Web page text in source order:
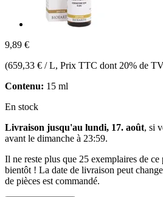
9,89 €
(659,33 € / L, Prix TTC dont 20% de
Contenu: 15 ml
En stock
Livraison jusqu'au lundi, 17. août, si
avant le dimanche à 23:59.
Il ne reste plus que 25 exemplaires de
bientôt ! La date de livraison peut
de pièces est commandé.